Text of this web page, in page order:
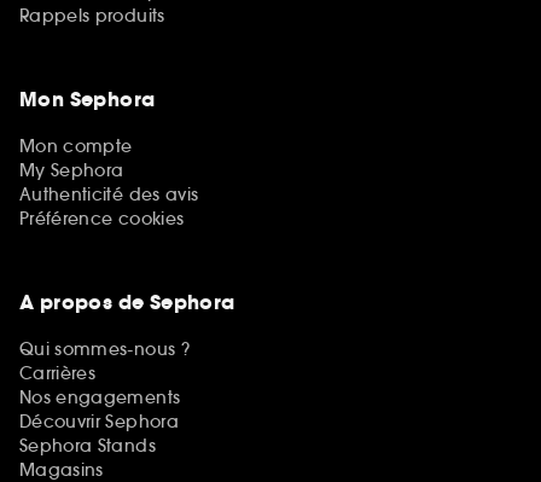
Rappels produits
Mon Sephora
Mon compte
My Sephora
Authenticité des avis
Préférence cookies
A propos de Sephora
Qui sommes-nous ?
Carrières
Nos engagements
Découvrir Sephora
Sephora Stands
Magasins